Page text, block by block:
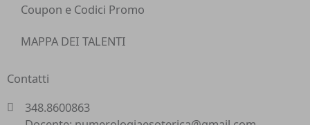
Coupon e Codici Promo
MAPPA DEI TALENTI
Contatti
348.8600863